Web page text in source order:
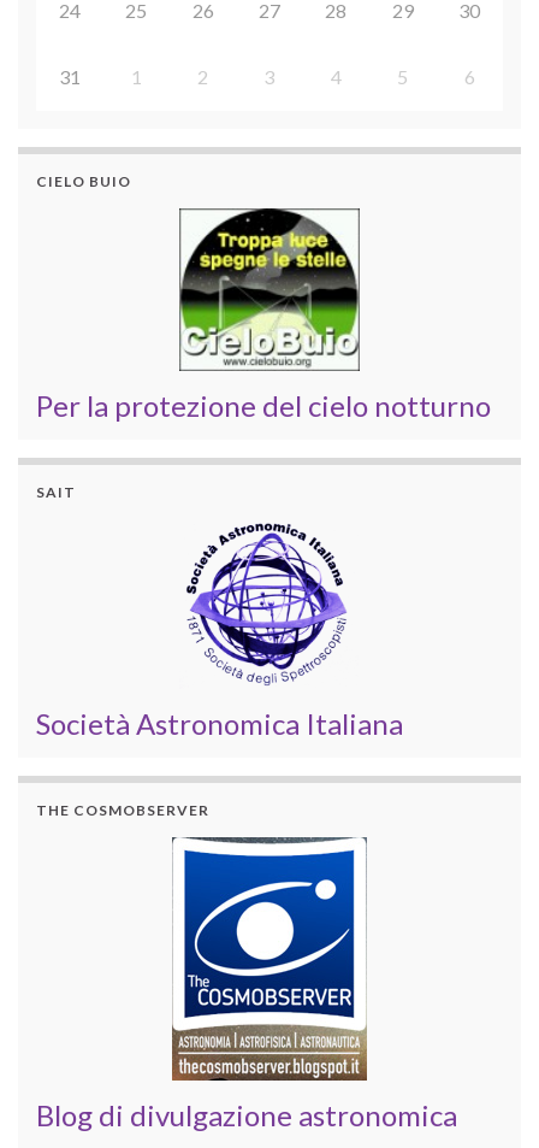
24 25 26 27 28 29 30
31 1 2 3 4 5 6
CIELO BUIO
Per la protezione del cielo notturno
SAIT
Società Astronomica Italiana
THE COSMOBSERVER
Blog di divulgazione astronomica